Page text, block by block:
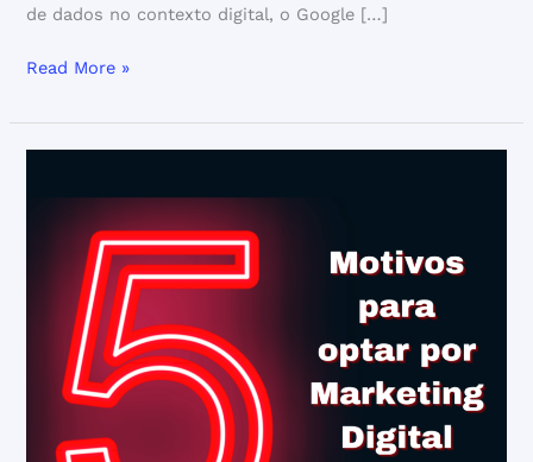
de dados no contexto digital, o Google […]
Read More »
Marketing
Digital